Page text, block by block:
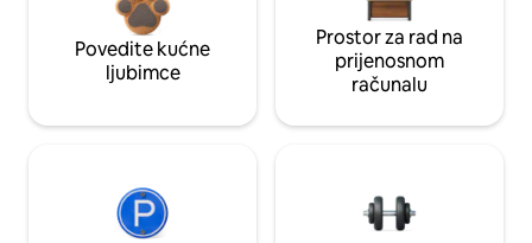
Povedite kućne
ljubimce
Prostor za rad na
prijenosnom
računalu